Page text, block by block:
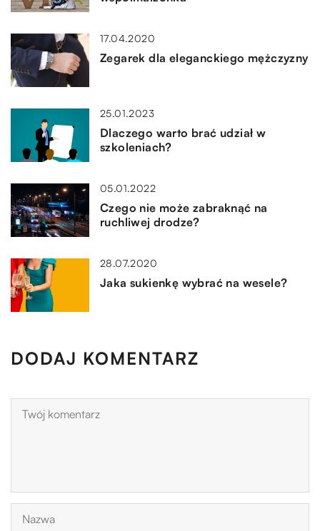
17.04.2020
Zegarek dla eleganckiego mężczyzny
25.01.2023
Dlaczego warto brać udział w
szkoleniach?
05.01.2022
Czego nie może zabraknąć na
ruchliwej drodze?
28.07.2020
Jaka sukienkę wybrać na wesele?
DODAJ KOMENTARZ